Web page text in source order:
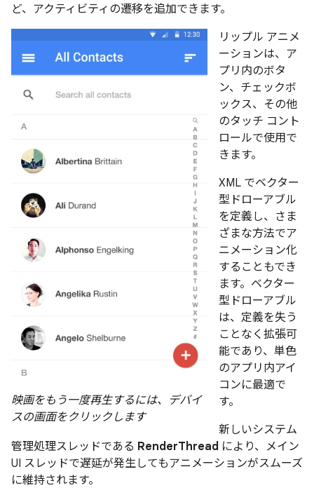
ど、アクティビティの遷移を追加できます。
映画をもう一度再生するには、デバイ
スの画面をクリックします
リップル アニメ
ーションは、ア
プリ内のボタ
ン、チェックボ
ックス、その他
のタッチ コント
ロールで使用で
きます。
XML でベクター
型ドローアブル
を定義し、さま
ざまな方法でア
ニメーション化
することもでき
ます。ベクター
型ドローアブル
は、定義を失う
ことなく拡張可
能であり、単色
のアプリ内アイ
コンに最適で
す。
新しいシステム
管理処理スレッドである RenderThread により、メイン
UI スレッドで遅延が発生してもアニメーションがスムーズ
に維持されます。